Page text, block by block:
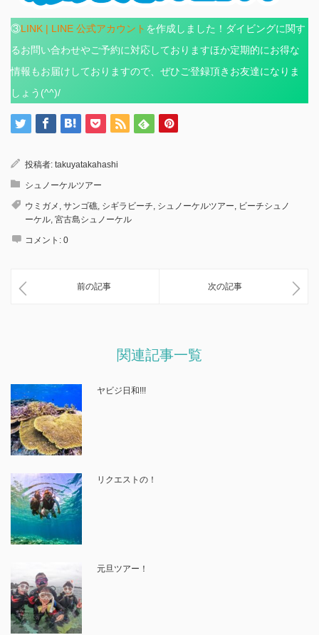
③LINK | LINE 公式アカウント を作成しました！ダイビングに関す
るお問い合わせやご予約に対応しておりますほか定期的にお得な
情報もお届けしておりますので、ぜひご登録頂きお友達になりま
しょう(^^)/
投稿者: takuyatakahashi
シュノーケルツアー
ウミガメ , サンゴ礁, シギラビーチ, シュノーケルツアー, ビーチシュノ
ーケル, 宮古島シュノーケル
コメント: 0
前の記事 次の記事
関連記事一覧
ヤビジ日和!!!
リクエストの！
元旦ツアー！